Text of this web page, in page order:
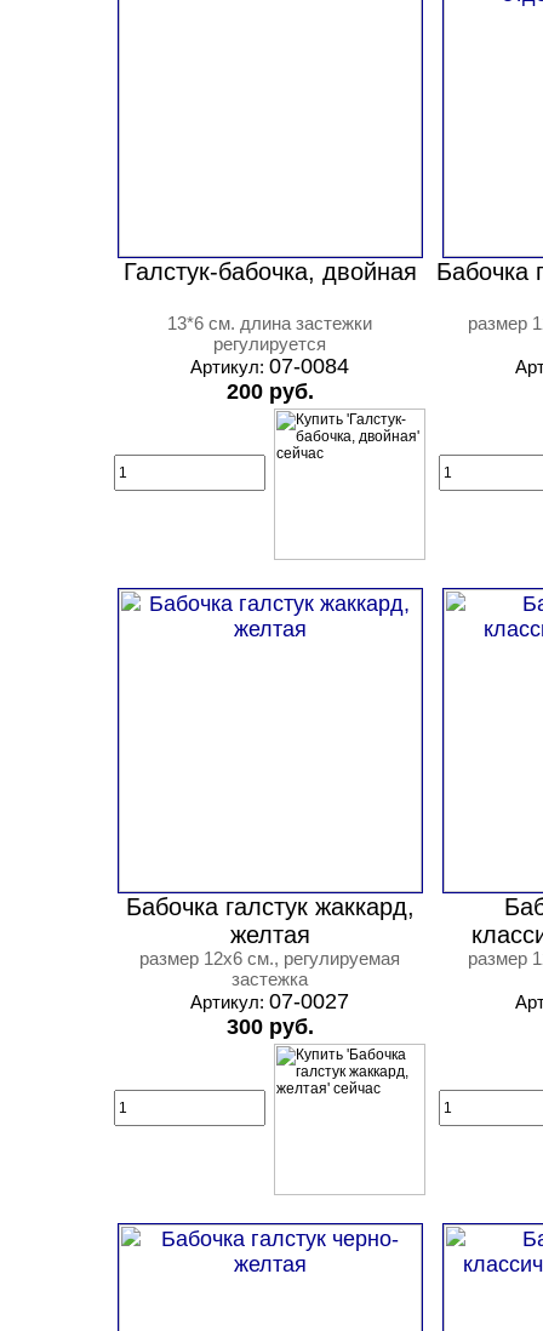
Галстук-бабочка, двойная
13*6 см. длина застежки
регулируется
Артикул: 07-0084
200 руб.
Бабочка
размер
Бабочка галстук жаккард,
желтая
размер 12х6 см., регулируемая
застежка
Артикул: 07-0027
300 руб.
размер